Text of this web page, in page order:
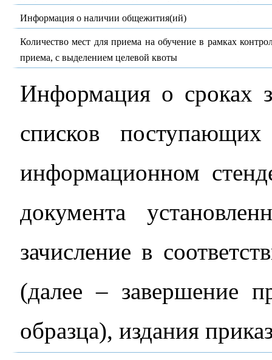
Информация о наличии общежития(ий)
Количество мест для приема на обучение в рамках
приема, с выделением целевой квоты
Информация о сроках
списков
информационном
документа
зачисление в
(далее – завершение
образца), издания